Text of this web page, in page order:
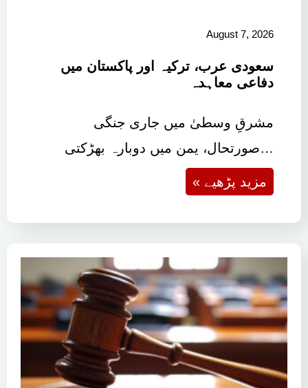
August 7, 2026
سعودی عرب، ترکیہ اور پاکستان میں
دفاعی معاہدہ
مشرقِ وسطیٰ میں جاری جنگی
صورتحال، یمن میں دوبارہ بھڑکتی…
« مزید پڑھیے